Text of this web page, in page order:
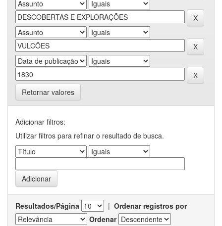
Retornar valores
Adicionar filtros:
Utilizar filtros para refinar o resultado de busca.
Resultados/Página | Ordenar registros por
Ordenar